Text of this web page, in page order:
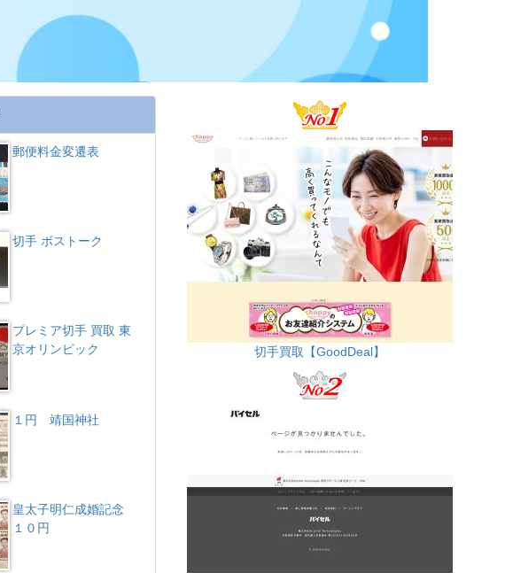
郵便料金変遷表
切手 ボストーク
プレミア切手 買取 東
京オリンピック
１円 靖国神社
皇太子明仁成婚記念
１０円
切手買取【GoodDeal】